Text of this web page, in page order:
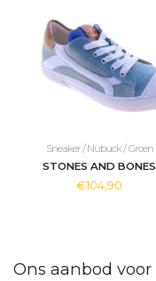
Sneaker / Nubuck / Groen
STONES AND BONES
€104,90
Ons aanbod voor